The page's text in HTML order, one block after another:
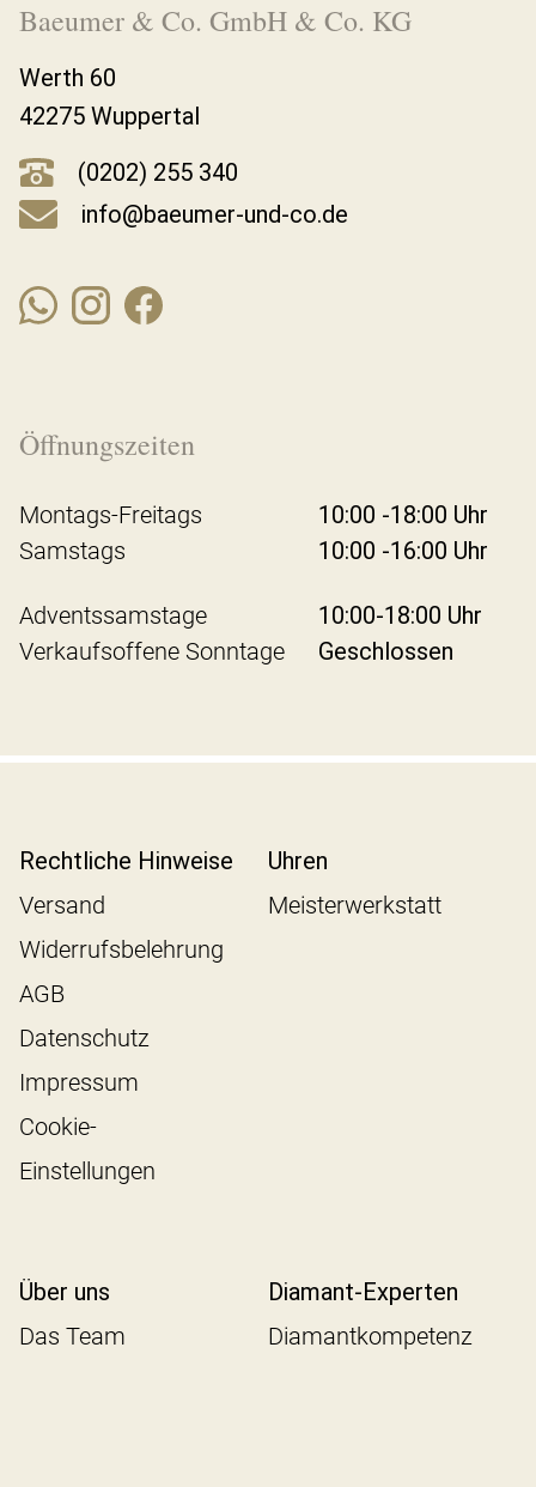
Baeumer & Co. GmbH & Co. KG
Werth 60
42275 Wuppertal
(0202) 255 340
info@baeumer-und-co.de
Öffnungszeiten
Montags-Freitags
10:00 -18:00 Uhr
Samstags
10:00 -16:00 Uhr
Adventssamstage
10:00-18:00 Uhr
Verkaufsoffene Sonntage
Geschlossen
Rechtliche Hinweise
Versand
Widerrufsbelehrung
AGB
Datenschutz
Impressum
Cookie-
Einstellungen
Uhren
Meisterwerkstatt
Über uns
Das Team
Diamant-Experten
Diamantkompetenz